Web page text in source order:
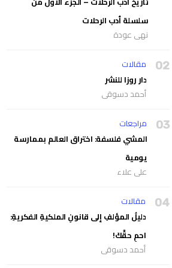
سلسلة أدب الرحلات
نهى عودة
02
مقالات
دار روزا للنشر
أحمد دسوقي
03
مراجعات
المشي فلسفة: اختراق العالم بممارسة
يومية
علي علاء
04
مقالات
دليلُ المؤلفِ إلى قانونِ الملكيةِ الفكريةِ:
احمِ حقَّكَ!
أحمد دسوقي